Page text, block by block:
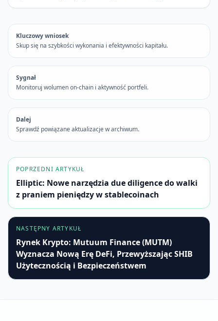
Kluczowy wniosek
Skup się na szybkości wykonania i efektywności kapitału.
Sygnał
Monitoruj wolumen on-chain i aktywność portfeli.
Dalej
Sprawdź powiązane aktualizacje w archiwum.
POPRZEDNI ARTYKUŁ
Elliptic: Nowe narzędzia due diligence do walki
z praniem pieniędzy w stablecoinach
NASTĘPNY ARTYKUŁ
Rynek Krypto: Mutuum Finance (MUTM)
Wyznacza Nową Erę DeFi, Przewyższając SHIB
Użytecznością i Bezpieczeństwem